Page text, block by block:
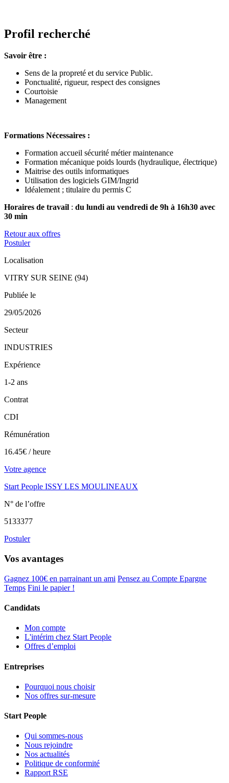
Profil recherché
Savoir être :
Sens de la propreté et du service Public.
Ponctualité, rigueur, respect des consignes
Courtoisie
Management
Formations Nécessaires :
Formation accueil sécurité métier maintenance
Formation mécanique poids lourds (hydraulique, électrique)
Maitrise des outils informatiques
Utilisation des logiciels GIM/Ingrid
Idéalement ; titulaire du permis C
Horaires de travail : du lundi au vendredi de 9h à 16h30 avec
30 min
Retour aux offres
Postuler
Localisation
VITRY SUR SEINE (94)
Publiée le
29/05/2026
Secteur
INDUSTRIES
Expérience
1-2 ans
Contrat
CDI
Rémunération
16.45€ / heure
Votre agence
Start People ISSY LES MOULINEAUX
N° de l’offre
5133377
Postuler
Vos avantages
Gagnez 100€ en parrainant un ami Pensez au Compte Epargne
Temps Fini le papier !
Candidats
Mon compte
L'intérim chez Start People
Offres d’emploi
Entreprises
Pourquoi nous choisir
Nos offres sur-mesure
Start People
Qui sommes-nous
Nous rejoindre
Nos actualités
Politique de conformité
Rapport RSE